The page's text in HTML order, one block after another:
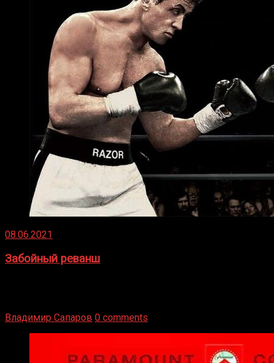
08.06.2021
Забойный реванш
Владимир Сапаров 0 comments